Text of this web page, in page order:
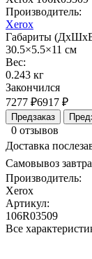
Производитель:
Xerox
Габариты
30.5×5.5×11 см
Вес:
0.243 кг
Закончился
7277 ₽6917 ₽
Предзаказ
0 отзывов
Доставка
Самовывоз
Производитель:
Xerox
Артикул:
106R03509
Все